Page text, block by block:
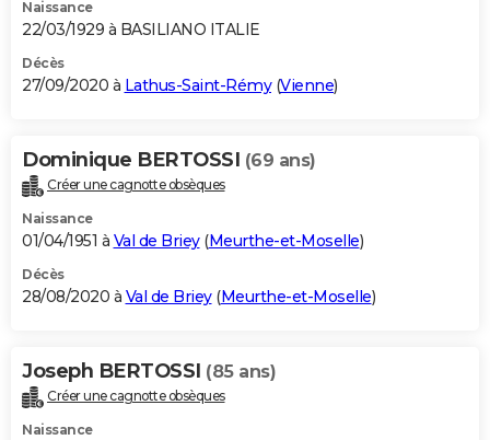
Naissance
22/03/1929 à BASILIANO ITALIE
Décès
27/09/2020 à Lathus-Saint-Rémy(Vienne)
Dominique BERTOSSI (69 ans)
Créer une cagnotte obsèques
Naissance
01/04/1951 à Val de Briey(Meurthe-et-Moselle)
Décès
28/08/2020 à Val de Briey(Meurthe-et-Moselle)
Joseph BERTOSSI (85 ans)
Créer une cagnotte obsèques
Naissance